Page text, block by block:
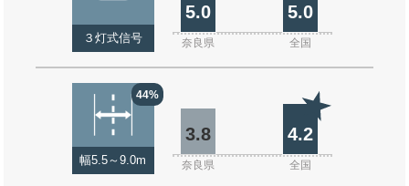
３灯式信号
5.0 5.0
奈良県 全国
44%
幅5.5～9.0m
3.8 4.2
奈良県 全国